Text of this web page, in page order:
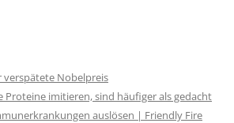
verspätete Nobelpreis
Proteine imitieren, sind häufiger als gedacht
auslösen | Friendly Fire